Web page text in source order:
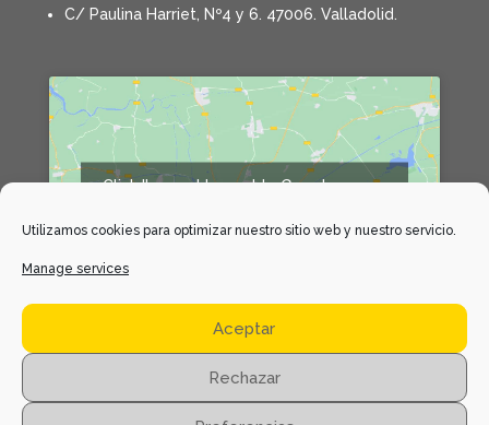
Utilizamos cookies para optimizar nuestro sitio web y nuestro servicio.
Manage services
Aceptar
Rechazar
C/ Paulina Harriet, Nº4 y 6. 47006. Valladolid.
Click 'I agree' to enable Google maps